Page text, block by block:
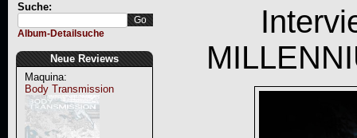
Suche:
Album-Detailsuche
Neue Reviews
Maquina:
Body Transmission